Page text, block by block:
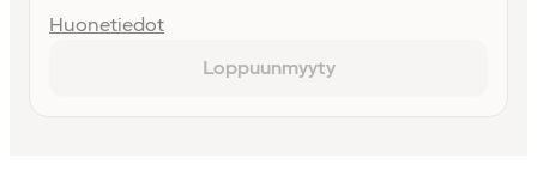
Huonetiedot
Loppuunmyyty